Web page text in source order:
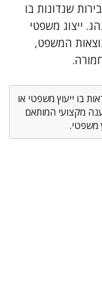
שנדונות בו
ייצוג משפטי
המשפט,
בו ייעוץ משפטי או
מקצועי המותאם
משפטי.